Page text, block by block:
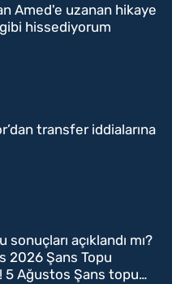
Amed'e uzanan hikaye
hissediyorum
transfer iddialarına
sonuçları açıklandı mı?
2026 Şans Topu
5 Ağustos Şans topu